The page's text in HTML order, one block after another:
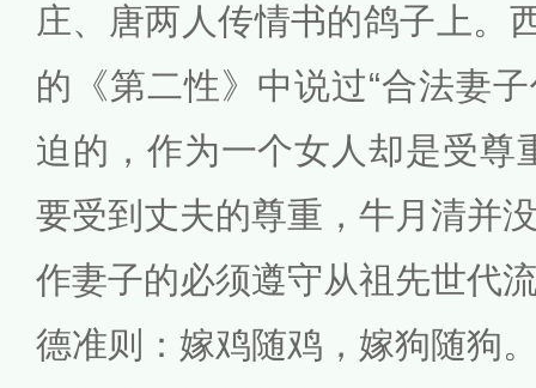
庄、唐两人传情书的鸽子上。
的《第二性》中说过“合法妻
迫的，作为一个女人却是受尊
要受到丈夫的尊重，牛月清并
作妻子的必须遵守从祖先世代
德准则：嫁鸡随鸡，嫁狗随狗